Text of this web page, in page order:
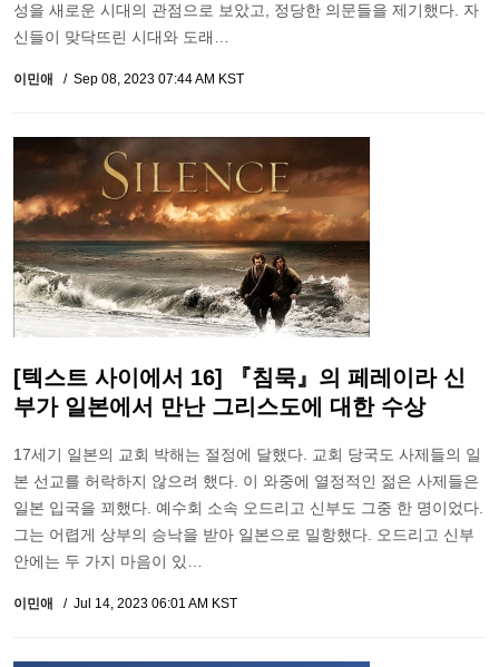
성을 새로운 시대의 관점으로 보았고, 정당한 의문들을 제기했다. 자
신들이 맞닥뜨린 시대와 도래…
이민애 Sep 08, 2023 07:44 AM KST
[텍스트 사이에서 16] 『침묵』의 페레이라 신
부가 일본에서 만난 그리스도에 대한 수상
17세기 일본의 교회 박해는 절정에 달했다. 교회 당국도 사제들의 일
본 선교를 허락하지 않으려 했다. 이 와중에 열정적인 젊은 사제들은
일본 입국을 꾀했다. 예수회 소속 오드리고 신부도 그중 한 명이었다.
그는 어렵게 상부의 승낙을 받아 일본으로 밀항했다. 오드리고 신부
안에는 두 가지 마음이 있…
이민애 Jul 14, 2023 06:01 AM KST